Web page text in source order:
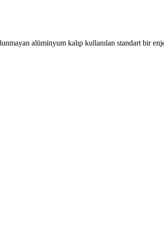
alüminyum kalıp kullanılan standart bir